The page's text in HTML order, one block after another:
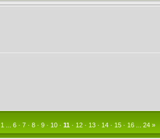
1 6· 7· 8· 9· 10· 11· 12· 13· 14· 15· 16... 24 »